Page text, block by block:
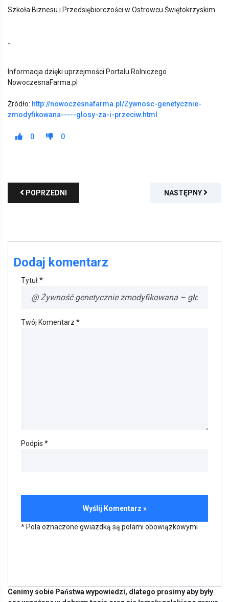
Szkoła Biznesu i Przedsiębiorczości w Ostrowcu Świętokrzyskim
-
Informacja dzięki uprzejmości Portalu Rolniczego
NowoczesnaFarma.pl
Żródło: http://nowoczesnafarma.pl/Zywnosc-genetycznie-
zmodyfikowana-----glosy-za-i-przeciw.html
0 0
POPRZEDNI NASTĘPNY
Dodaj komentarz
Tytuł *
Twój Komentarz *
Podpis *
* Pola oznaczone gwiazdką są polami obowiązkowymi
Cenimy sobie Państwa wypowiedzi, dlatego prosimy aby były